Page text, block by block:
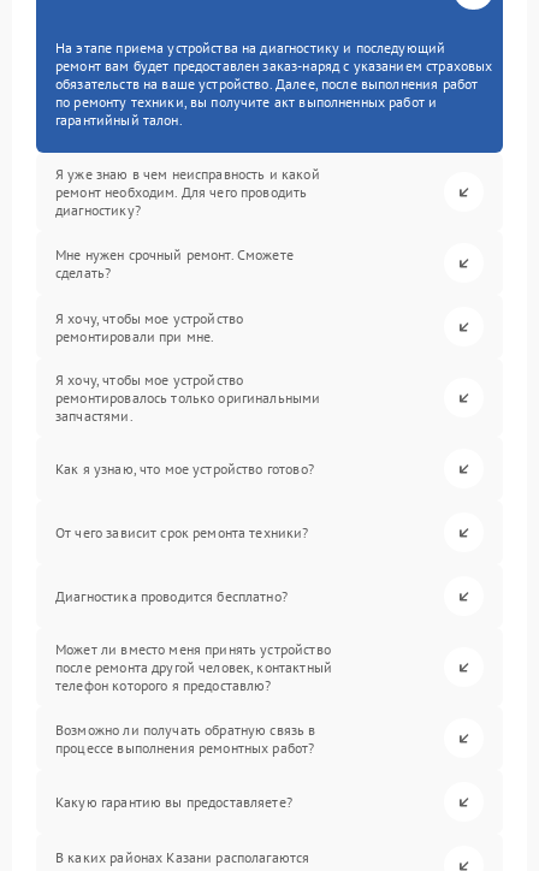
На этапе приема устройства на диагностику и последующий
ремонт вам будет предоставлен заказ-наряд с указанием страховых
обязательств на ваше устройство. Далее, после выполнения работ
по ремонту техники, вы получите акт выполненных работ и
гарантийный талон.
Я уже знаю в чем неисправность и какой
ремонт необходим. Для чего проводить
диагностику?
Мне нужен срочный ремонт. Сможете
сделать?
Я хочу, чтобы мое устройство
ремонтировали при мне.
Я хочу, чтобы мое устройство
ремонтировалось только оригинальными
запчастями.
Как я узнаю, что мое устройство готово?
От чего зависит срок ремонта техники?
Диагностика проводится бесплатно?
Может ли вместо меня принять устройство
после ремонта другой человек, контактный
телефон которого я предоставлю?
Возможно ли получать обратную связь в
процессе выполнения ремонтных работ?
Какую гарантию вы предоставляете?
В каких районах Казани располагаются